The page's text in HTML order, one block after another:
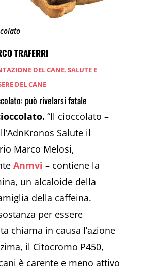
TRAFERRI
DEL CANE,SALUTE E
DEL CANE
può rivelarsi fatale
“Il cioccolato –
Salute il
Marco Melosi,
Anmvi – contiene la
un alcaloide della
della caffeina.
per essere
chiama in causa l’azione
il Citocromo P450,
è carente e meno attivo